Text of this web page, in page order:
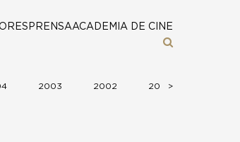
PRENSAACADEMIA DE CINE
2003 2002 2001>
>